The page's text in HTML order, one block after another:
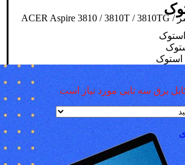
استوک
استوک
اداپتور لپ تاپ ایسر ACER Aspire 3810 / 3810T / 3810TG /
برق سه تایی مورد نیاز است